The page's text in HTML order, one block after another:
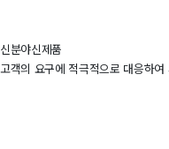
신분야신제품
고객의 요구에 적극적으로 대응하